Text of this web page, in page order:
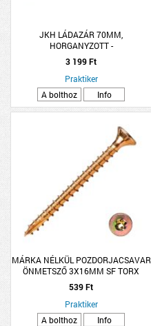
JKH LÁDAZÁR 70MM,
HORGANYZOTT -
3 199 Ft
Praktiker
A bolthoz
Info
MÁRKA NÉLKÜL POZDORJACSAVAR
ÖNMETSZŐ 3X16MM SF TORX
SÁRGA HORGANYZOTT 30DB/CSM
539 Ft
Praktiker
A bolthoz
Info